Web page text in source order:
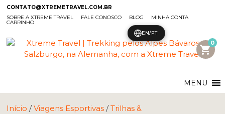
CONTATO@XTREMETRAVEL.COM.BR
SOBRE A XTREME TRAVEL
FALE CONOSCO BLOG MINHA CONTA
CARRINHO
shopping_cart
0
MENU
Início /Viagens Esportivas /Trilhas &
EN/PT